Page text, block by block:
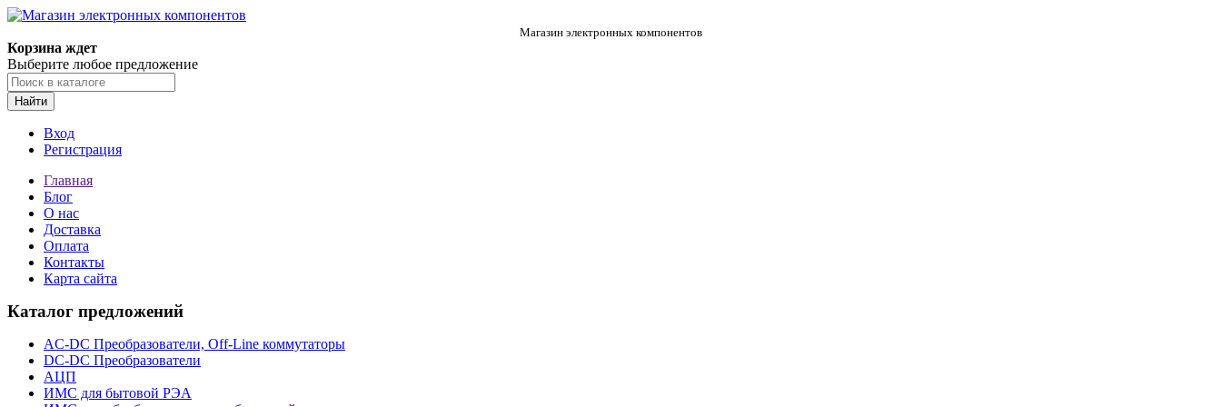
Магазин электронных компонентов
Корзина ждет
Выберите любое предложение
Найти
Вход
Регистрация
Главная
Блог
О нас
Доставка
Оплата
Контакты
Карта сайта
Каталог предложений
AC-DC Преобразователи, Off-Line коммутаторы
DC-DC Преобразователи
АЦП
ИМС для бытовой РЭА